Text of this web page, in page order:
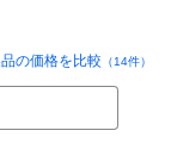
の価格を比較 （14件）